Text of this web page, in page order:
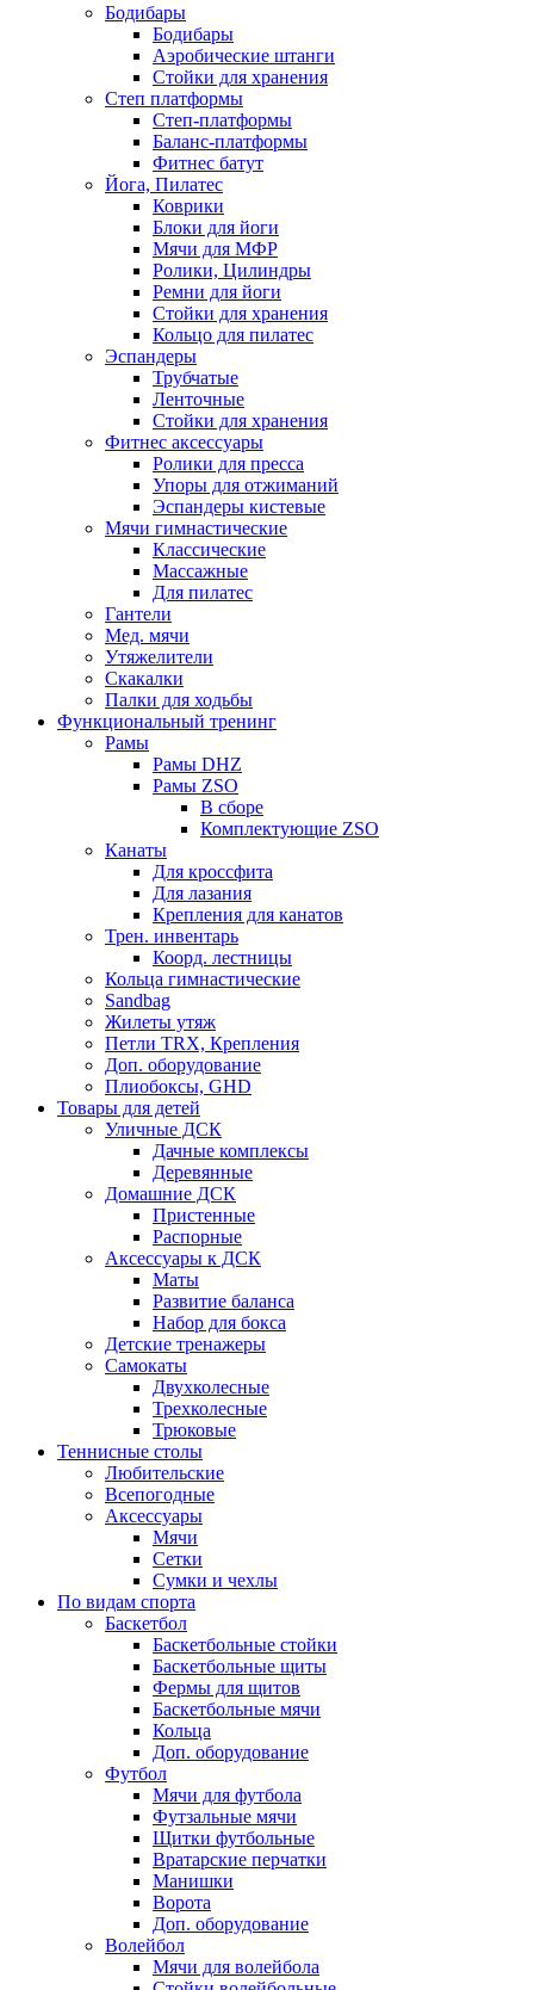
Бодибары
Бодибары
Аэробические штанги
Стойки для хранения
Степ платформы
Степ-платформы
Баланс-платформы
Фитнес батут
Йога, Пилатес
Коврики
Блоки для йоги
Мячи для МФР
Ролики, Цилиндры
Ремни для йоги
Стойки для хранения
Кольцо для пилатес
Эспандеры
Трубчатые
Ленточные
Стойки для хранения
Фитнес аксессуары
Ролики для пресса
Упоры для отжиманий
Эспандеры кистевые
Мячи гимнастические
Классические
Массажные
Для пилатес
Гантели
Мед. мячи
Утяжелители
Скакалки
Палки для ходьбы
Функциональный тренинг
Рамы
Рамы DHZ
Рамы ZSO
В сборе
Комплектующие ZSO
Канаты
Для кроссфита
Для лазания
Крепления для канатов
Трен. инвентарь
Коорд. лестницы
Кольца гимнастические
Sandbag
Жилеты утяж
Петли TRX, Крепления
Доп. оборудование
Плиобоксы, GHD
Товары для детей
Уличные ДСК
Дачные комплексы
Деревянные
Домашние ДСК
Пристенные
Распорные
Аксесcуары к ДСК
Маты
Развитие баланса
Набор для бокса
Детские тренажеры
Самокаты
Двухколесные
Трехколесные
Трюковые
Теннисные столы
Любительские
Всепогодные
Аксессуары
Мячи
Сетки
Сумки и чехлы
По видам спорта
Баскетбол
Баскетбольные стойки
Баскетбольные щиты
Фермы для щитов
Баскетбольные мячи
Кольца
Доп. оборудование
Футбол
Мячи для футбола
Футзальные мячи
Щитки футбольные
Вратарские перчатки
Манишки
Ворота
Доп. оборудование
Волейбол
Мячи для волейбола